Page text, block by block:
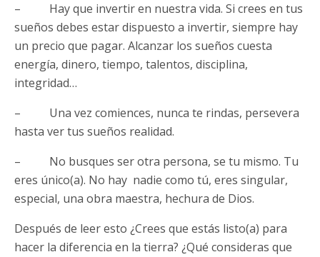
– Hay que invertir en nuestra vida. Si crees en tus
sueños debes estar dispuesto a invertir, siempre hay
un precio que pagar. Alcanzar los sueños cuesta
energía, dinero, tiempo, talentos, disciplina,
integridad…
– Una vez comiences, nunca te rindas, persevera
hasta ver tus sueños realidad.
– No busques ser otra persona, se tu mismo. Tu
eres único(a). No hay nadie como tú, eres singular,
especial, una obra maestra, hechura de Dios.
Después de leer esto ¿Crees que estás listo(a) para
hacer la diferencia en la tierra? ¿Qué consideras que